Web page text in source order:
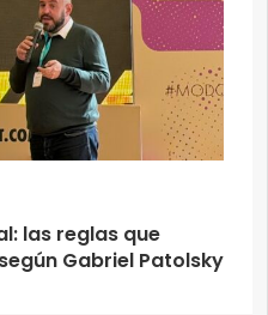
las reglas que
Gabriel Patolsky